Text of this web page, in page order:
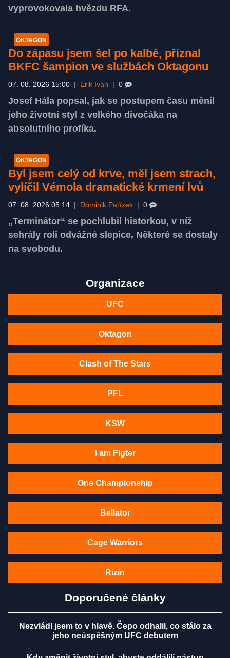
vyprovokovala hvězdu RFA.
OKTAGON
Do zápasu jsem šel po kalbě, přiznal
BKFC šampion ve službách Oktagonu
07. 08. 2026 15:00 | Erik Ivan | 0
Josef Hála popsal, jak se postupem času měnil
jeho životní styl z velkého divočáka na
absolutního profíka.
OKTAGON
Byl jsem celý od krve, měl jsem strach,
vylíčil Vémola dramatické krmení lvů
07. 08. 2026 05:14 | Dominik Pařízek | 0
„Terminátor“ se pochlubil historkou, v níž
sehrály roli odvážné slepice. Některé se dostaly
na svobodu.
Organizace
UFC
Oktagon
Clash of The Stars
PFL
KSW
I am Figter
One Championship
Bellator
Cage Warriors
Rizin
Doporučené články
Nezvládl jsem to v hlavě. Čepo odhalil, co stálo za
jeho neúspěšným UFC debutem